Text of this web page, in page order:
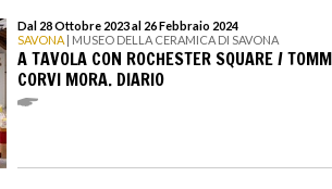
Dal 28 Ottobre 2023 al 26 Febbraio 2024
SAVONA | MUSEO DELLA CERAMICA DI SAVONA
A TAVOLA CON ROCHESTER SQUARE /
CORVI MORA. DIARIO